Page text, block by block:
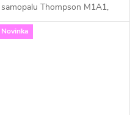
samopalu Thompson M1A1,
známého také jako „Tommy
Gun“. Tato precizní stavebnice
Novinka